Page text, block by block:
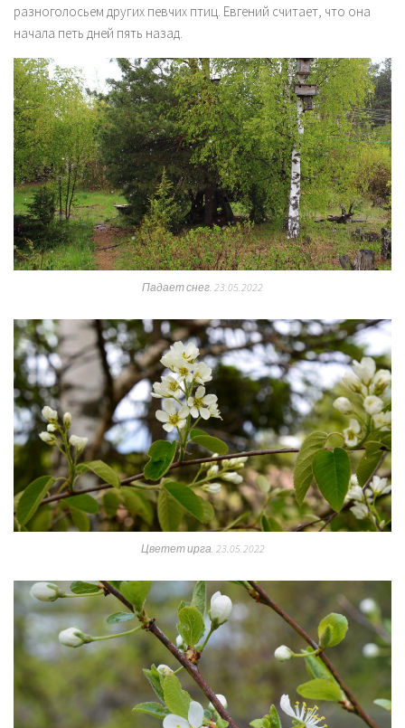
разноголосьем других певчих птиц. Евгений считает, что она
начала петь дней пять назад.
Падает снег. 23.05.2022
Цветет ирга. 23.05.2022